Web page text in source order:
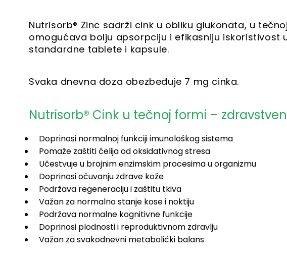
Nutrisorb® Zinc sadrži cink u obliku glukonata, u
omogućava bolju apsorpciju i efikasniju iskoristivost
standardne tablete i kapsule.
Svaka dnevna doza obezbeđuje 7 mg cinka.
Nutrisorb® Cink u tečnoj formi –
Doprinosi normalnoj funkciji imunološkog sistema
Pomaže zaštiti ćelija od oksidativnog stresa
Učestvuje u brojnim enzimskim procesima u organizmu
Doprinosi očuvanju zdrave kože
Podržava regeneraciju i zaštitu tkiva
Važan za normalno stanje kose i noktiju
Podržava normalne kognitivne funkcije
Doprinosi plodnosti i reproduktivnom zdravlju
Važan za svakodnevni metabolički balans